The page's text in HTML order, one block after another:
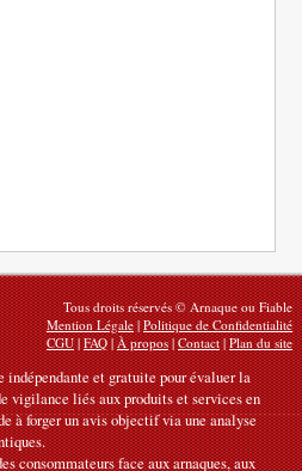
Tous droits réservés © Arnaque ou Fiable
Mention Légale|Politique de Confidentialité
CGU|FAQ|À propos|Contact|Plan du site
et gratuite pour évaluer la
liés aux produits et services en
à forger un avis objectif via une analyse
consommateurs face aux arnaques, aux